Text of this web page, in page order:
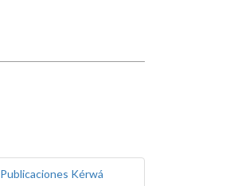
Publicaciones Kérwá